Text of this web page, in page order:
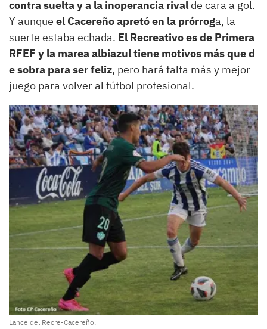
contra suelta y a la inoperancia rival de cara a gol.
Y aunque el Cacereño apretó en la prórroga, la
suerte estaba echada. El Recreativo es de Primera
RFEF y la marea albiazul tiene motivos más que d​
e sobra para ser feliz, pero hará falta más y mejor
juego para volver al fútbol profesional.
Lance del Recre-Cacereño.